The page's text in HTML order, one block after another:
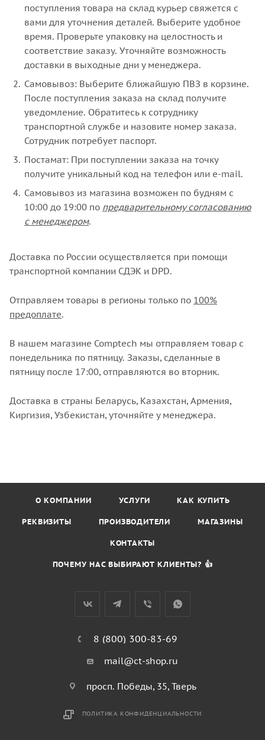
поступления товара на склад курьер свяжется с
вами для уточнения деталей. Выберите удобное
время. Проверьте упаковку на целостность и
соответствие заказу. Уточняйте возможность
доставки в выходные дни у менеджера.
Самовывоз: Выберите ближайшую ПВЗ в корзине.
После поступления заказа на склад получите
уведомление. Обратитесь к сотруднику
транспортной службе и назовите номер заказа.
Сотрудник потребует паспорт.
Постамат: При поступлении заказа на точку
получите уникальный код на телефон или e-mail.
Самовывоз из магазина возможен по будням с
10:00 до 19:00 по предварительному согласованию
с менеджером.
Доставка по России осуществляется при помощи
транспортной компании СДЭК и DPD.
Отправляем товары в регионы только по 100%
предоплате.
В нашем магазине Comptech мы отправляем товар с
понедельника по пятницу. Заказы, сделанные в
пятницу после 17:00, отправляются во вторник.
Доставка в страны Беларусь, Казахстан, Армения,
Киргизия, Узбекистан, уточняйте у менеджера.
О КОМПАНИИ УСЛУГИ КАК КУПИТЬ
РЕКВИЗИТЫ ПРОИЗВОДИТЕЛИ МАГАЗИНЫ
КОНТАКТЫ
ПОЧЕМУ НАС ВЫБИРАЮТ КЛИЕНТЫ? 👍
8 (800) 300-83-69
mail@ct-shop.ru
просп. Победы, 35, Тверь
ПОЛИТИКА КОНФИДЕНЦИАЛЬНОСТИ